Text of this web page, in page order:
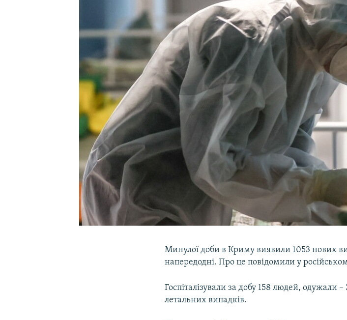
УКРАЇНСЬКА ПРОБЛЕМА КРИМУ
Минулої доби в Криму виявили 1053 нових
напередодні. Про це повідомили у
Госпіталізували за добу 158 людей, одужали
летальних випадків.